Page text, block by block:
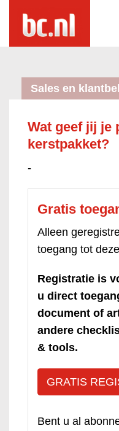
Sales en
Wat geef jij je
kerstpakket?
-
Gratis
Alleen
toegang tot
Registratie is
u direct
document of
andere
& tools.
GRATIS
Bent u al